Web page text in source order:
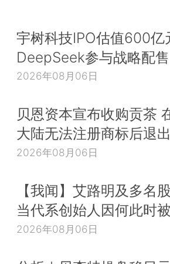
宇树科技IPO估值600亿
DeepSeek参与战略配售
2026年08月06日
贝恩资本宣布收购贡茶
大陆无法注册商标后退
2026年08月06日
【我闻】艾路明及多名
当代系创始人因何此时
2026年08月06日